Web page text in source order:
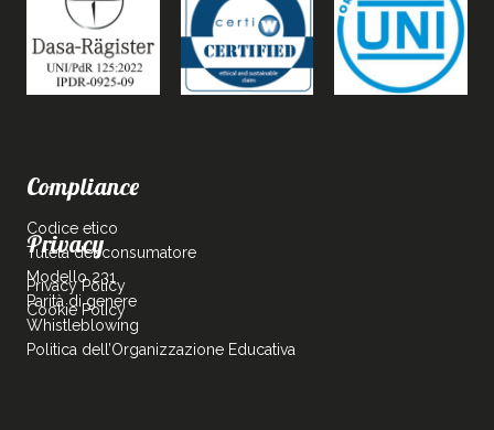
Compliance
Codice etico
Tutela del consumatore
Modello 231
Parità di genere
Whistleblowing
Politica dell’Organizzazione Educativa
Privacy
Privacy Policy
Cookie Policy